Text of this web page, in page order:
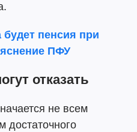
будет пенсия при
ПФУ
отказать
не всем